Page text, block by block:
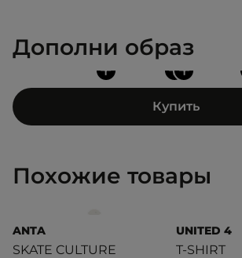
Дополни образ
+
+ +
Купить
Похожие товары
ANTA
SKATE CULTURE
UNITED 4
T-SHIRT